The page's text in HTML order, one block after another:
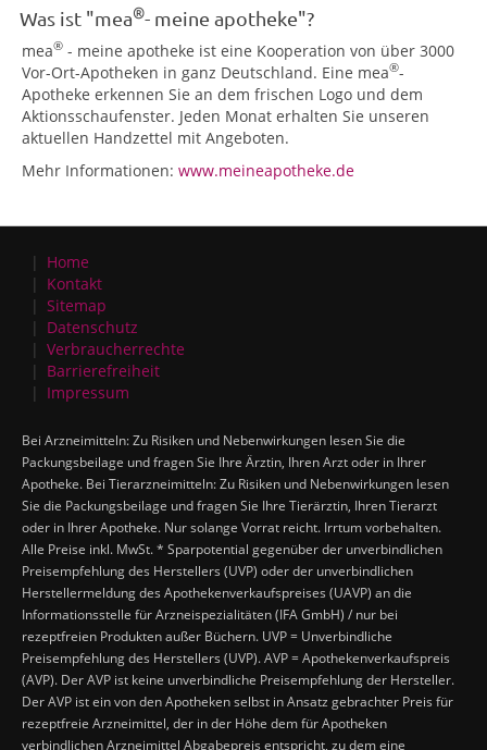
Was ist "mea®- meine apotheke"?
mea® - meine apotheke ist eine Kooperation von über 3000
Vor-Ort-Apotheken in ganz Deutschland. Eine mea®-
Apotheke erkennen Sie an dem frischen Logo und dem
Aktionsschaufenster. Jeden Monat erhalten Sie unseren
aktuellen Handzettel mit Angeboten.
Mehr Informationen: www.meineapotheke.de
Home
Kontakt
Sitemap
Datenschutz
Verbraucherrechte
Barrierefreiheit
Impressum
Bei Arzneimitteln: Zu Risiken und Nebenwirkungen lesen Sie die
Packungsbeilage und fragen Sie Ihre Ärztin, Ihren Arzt oder in Ihrer
Apotheke. Bei Tierarzneimitteln: Zu Risiken und Nebenwirkungen lesen
Sie die Packungsbeilage und fragen Sie Ihre Tierärztin, Ihren Tierarzt
oder in Ihrer Apotheke. Nur solange Vorrat reicht. Irrtum vorbehalten.
Alle Preise inkl. MwSt. * Sparpotential gegenüber der unverbindlichen
Preisempfehlung des Herstellers (UVP) oder der unverbindlichen
Herstellermeldung des Apothekenverkaufspreises (UAVP) an die
Informationsstelle für Arzneispezialitäten (IFA GmbH) / nur bei
rezeptfreien Produkten außer Büchern. UVP = Unverbindliche
Preisempfehlung des Herstellers (UVP). AVP = Apothekenverkaufspreis
(AVP). Der AVP ist keine unverbindliche Preisempfehlung der Hersteller.
Der AVP ist ein von den Apotheken selbst in Ansatz gebrachter Preis für
rezeptfreie Arzneimittel, der in der Höhe dem für Apotheken
verbindlichen Arzneimittel Abgabepreis entspricht, zu dem eine